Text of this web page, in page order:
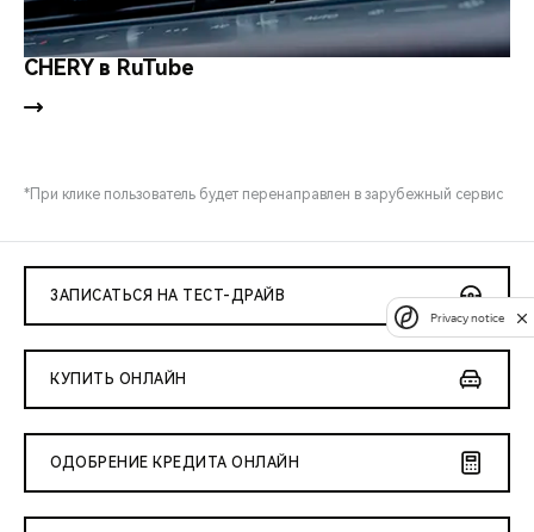
CHERY в RuTube
*При клике пользователь будет перенаправлен в зарубежный сервис
ЗАПИСАТЬСЯ НА ТЕСТ-ДРАЙВ
КУПИТЬ ОНЛАЙН
ОДОБРЕНИЕ КРЕДИТА ОНЛАЙН
Privacy notice